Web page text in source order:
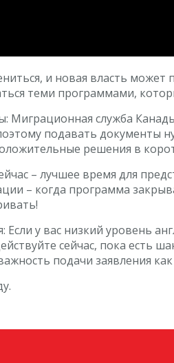
и новая власть
теми программами,
Миграционная служба
подавать документы
решения в
– лучшее время для
– когда программа
Если у вас низкий уровень
сейчас, пока есть
подачи заявления